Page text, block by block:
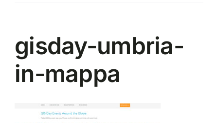
Servizi e Soluzioni
Settori
gisday-umbria-
in-mappa